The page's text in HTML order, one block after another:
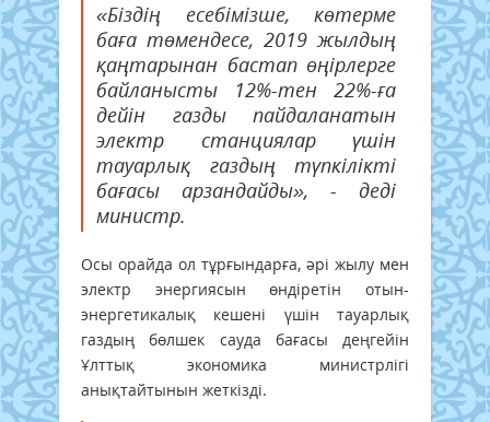
«Біздің есебімізше, көтерме
баға төмендесе, 2019 жылдың
қаңтарынан бастап өңірлерге
байланысты 12%-тен 22%-ға
дейін газды пайдаланатын
электр станциялар үшін
тауарлық газдың түпкілікті
бағасы арзандайды», - деді
министр.
Осы орайда ол тұрғындарға, әрі жылу мен
электр энергиясын өндіретін отын-
энергетикалық кешені үшін тауарлық
газдың бөлшек сауда бағасы деңгейін
Ұлттық экономика министрлігі
анықтайтынын жеткізді.